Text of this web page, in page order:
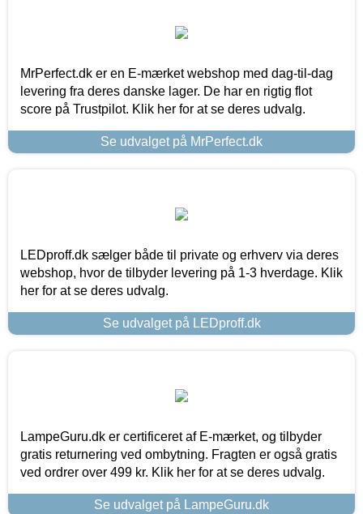
MrPerfect.dk er en E-mærket webshop med dag-til-dag
levering fra deres danske lager. De har en rigtig flot
score på Trustpilot. Klik her for at se deres udvalg.
Se udvalget på MrPerfect.dk
LEDproff.dk sælger både til private og erhverv via deres
webshop, hvor de tilbyder levering på 1-3 hverdage. Klik
her for at se deres udvalg.
Se udvalget på LEDproff.dk
LampeGuru.dk er certificeret af E-mærket, og tilbyder
gratis returnering ved ombytning. Fragten er også gratis
ved ordrer over 499 kr. Klik her for at se deres udvalg.
Se udvalget på LampeGuru.dk